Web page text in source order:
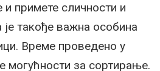
и примете сличности и
такође важна особина
Време проведено у
могућности за сортирање.